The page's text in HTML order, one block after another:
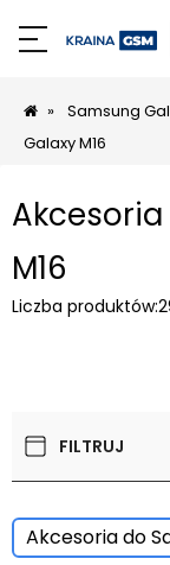
» Samsung
Galaxy M16
M16
Liczba produktów:
FILTRUJ
Akcesoria do